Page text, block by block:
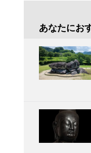
あなたにお